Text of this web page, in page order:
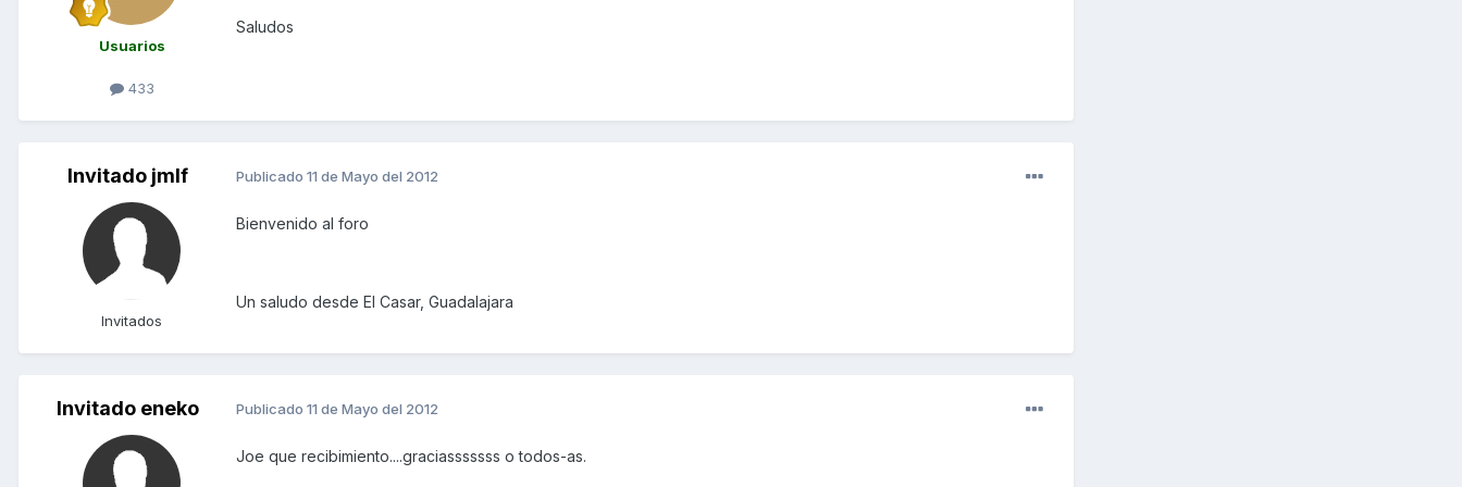
Usuarios
433
Saludos
Invitado jmlf
Invitados
Publicado 11 de Mayo del 2012
Bienvenido al foro
Un saludo desde El Casar, Guadalajara
Invitado eneko Publicado 11 de Mayo del 2012
Joe que recibimiento....graciasssssss o todos-as.